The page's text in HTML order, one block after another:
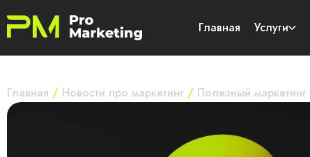
Главная Услуги
Главная / Новости про маркетинг / Полезный маркетинг